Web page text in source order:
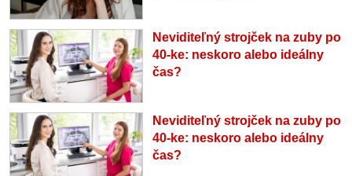
Neviditeľný strojček na zuby po
40-ke: neskoro alebo ideálny
čas?
Neviditeľný strojček na zuby po
40-ke: neskoro alebo ideálny
čas?